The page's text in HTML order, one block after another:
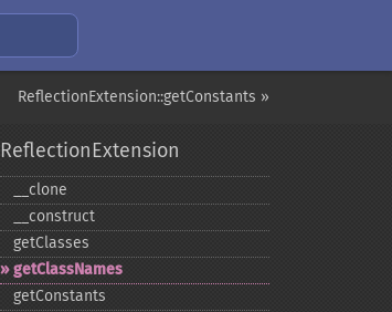
ReflectionExtension::getConstants »
ReflectionExtension
_​_​clone
_​_​construct
getClasses
getClassNames
getConstants